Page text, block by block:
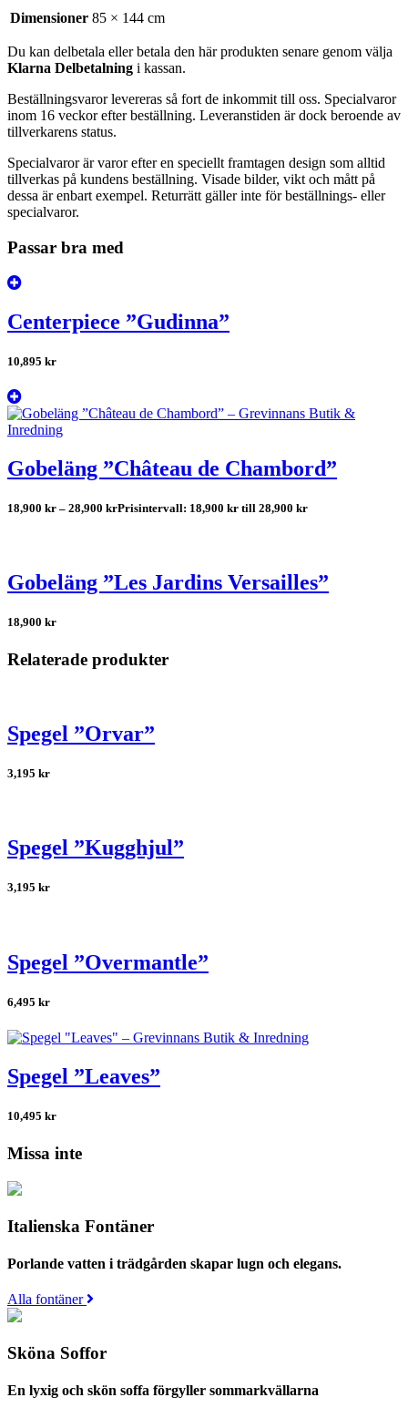
Dimensioner 85 × 144 cm
Du kan delbetala eller betala den här produkten senare genom välja
Klarna Delbetalning i kassan.
Beställningsvaror levereras så fort de inkommit till oss. Specialvaror
inom 16 veckor efter beställning. Leveranstiden är dock beroende av
tillverkarens status.
Specialvaror är varor efter en speciellt framtagen design som alltid
tillverkas på kundens beställning. Visade bilder, vikt och mått på
dessa är enbart exempel. Returrätt gäller inte för beställnings- eller
specialvaror.
Passar bra med
Centerpiece ”Gudinna”
10,895 kr
Gobeläng ”Château de Chambord”
18,900 kr – 28,900 krPrisintervall: 18,900 kr till 28,900 kr
Gobeläng ”Les Jardins Versailles”
18,900 kr
Relaterade produkter
Spegel ”Orvar”
3,195 kr
Spegel ”Kugghjul”
3,195 kr
Spegel ”Overmantle”
6,495 kr
Spegel ”Leaves”
10,495 kr
Missa inte
Italienska Fontäner
Porlande vatten i trädgården skapar lugn och elegans.
Alla fontäner
Sköna Soffor
En lyxig och skön soffa förgyller sommarkvällarna